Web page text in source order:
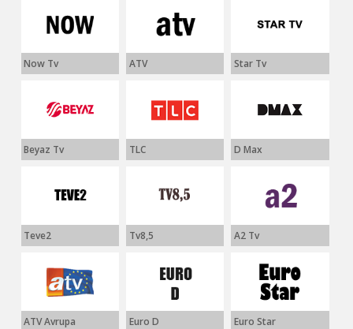
Now Tv ATV Star Tv
Beyaz Tv TLC D Max
Teve2 Tv8,5 A2 Tv
ATV Avrupa Euro D Euro Star